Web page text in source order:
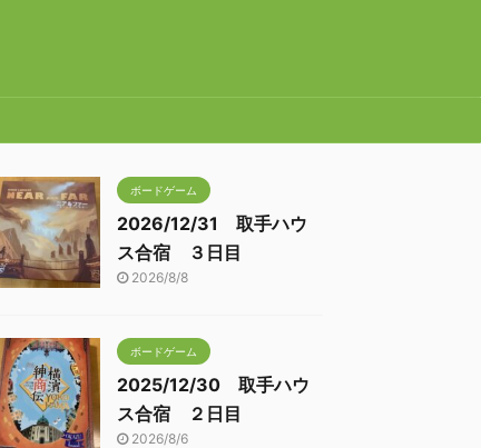
ボードゲーム
2026/12/31 取手ハウ
ス合宿 ３日目
2026/8/8
ボードゲーム
2025/12/30 取手ハウ
ス合宿 ２日目
2026/8/6